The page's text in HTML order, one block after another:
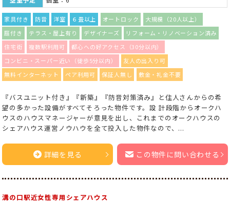
家具付き 防音 洋室 ６畳以上 オートロック
大規模（20人以上）
庭付き
テラス・屋上有り デザイナーズ
リフォーム・リノベーション済み
住宅街
複数駅利用可
都心への好アクセス（30分以内）
コンビニ・スーパー近い（徒歩5分以内）
友人の出入り可
無料インターネット
ペア利用可 保証人無し 敷金・礼金不要
『バスユニット付き』『新築』『防音対策済み』と住人さんからの希
望の多かった設備がすべてそろった物件です。設 計段階からオークハ
ウスのハウスマネージャーが意見を出し、これまでのオークハウスの
シェアハウス運営ノウハウを全て投入した物件なので、...
詳細を見る この物件に問い合わせる
溝の口駅近女性専用シェアハウス